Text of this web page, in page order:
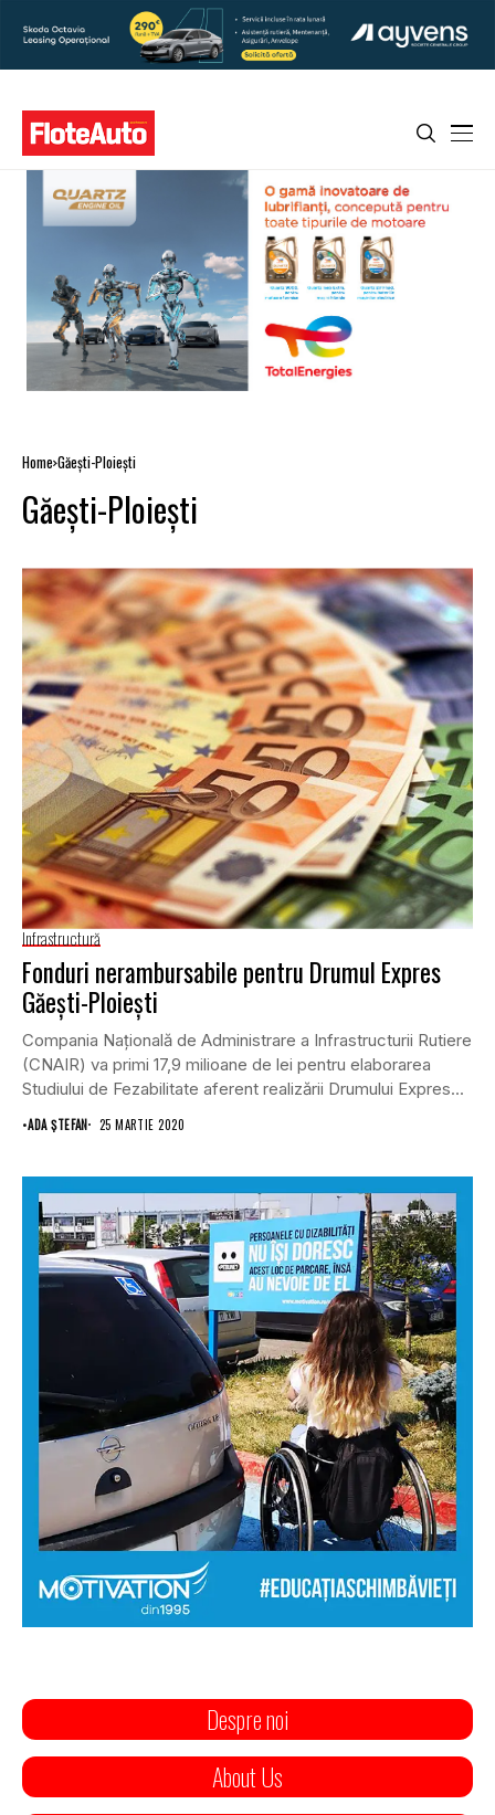
Home Găeşti-Ploieşti
Găeşti-Ploieşti
Infrastructură
Fonduri nerambursabile pentru Drumul Expres
Găeşti-Ploieşti
Compania Naţională de Administrare a Infrastructurii Rutiere
(CNAIR) va primi 17,9 milioane de lei pentru elaborarea
Studiului de Fezabilitate aferent realizării Drumului Expres...
•ADA ȘTEFAN 25 MARTIE 2020
Despre noi
About Us